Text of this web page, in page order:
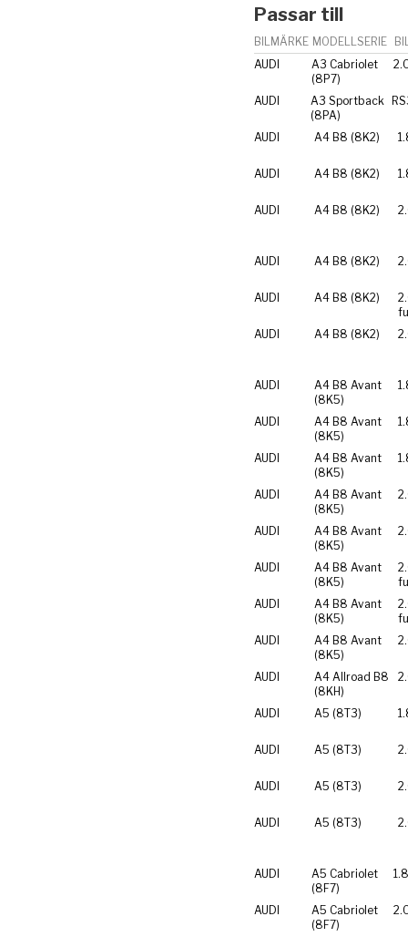
Passar till
BILMÄRKE MODELLSERIE
AUDI
A3 Cabriolet
(8P7)
AUDI
A3 Sportback
(8PA)
AUDI A4 B8 (8K2)
AUDI A4 B8 (8K2)
AUDI A4 B8 (8K2)
AUDI A4 B8 (8K2)
AUDI A4 B8 (8K2)
AUDI
A4 B8 (8K2)
AUDI
A4 B8 Avant
(8K5)
AUDI
A4 B8 Avant
(8K5)
AUDI
A4 B8 Avant
(8K5)
AUDI
A4 B8 Avant
(8K5)
AUDI
A4 B8 Avant
(8K5)
AUDI
A4 B8 Avant
(8K5)
AUDI
A4 B8 Avant
(8K5)
AUDI
A4 B8 Avant
(8K5)
AUDI
A4 Allroad B8
(8KH)
AUDI A5 (8T3)
AUDI A5 (8T3)
AUDI A5 (8T3)
AUDI A5 (8T3)
AUDI
A5 Cabriolet
(8F7)
AUDI
A5 Cabriolet
(8F7)